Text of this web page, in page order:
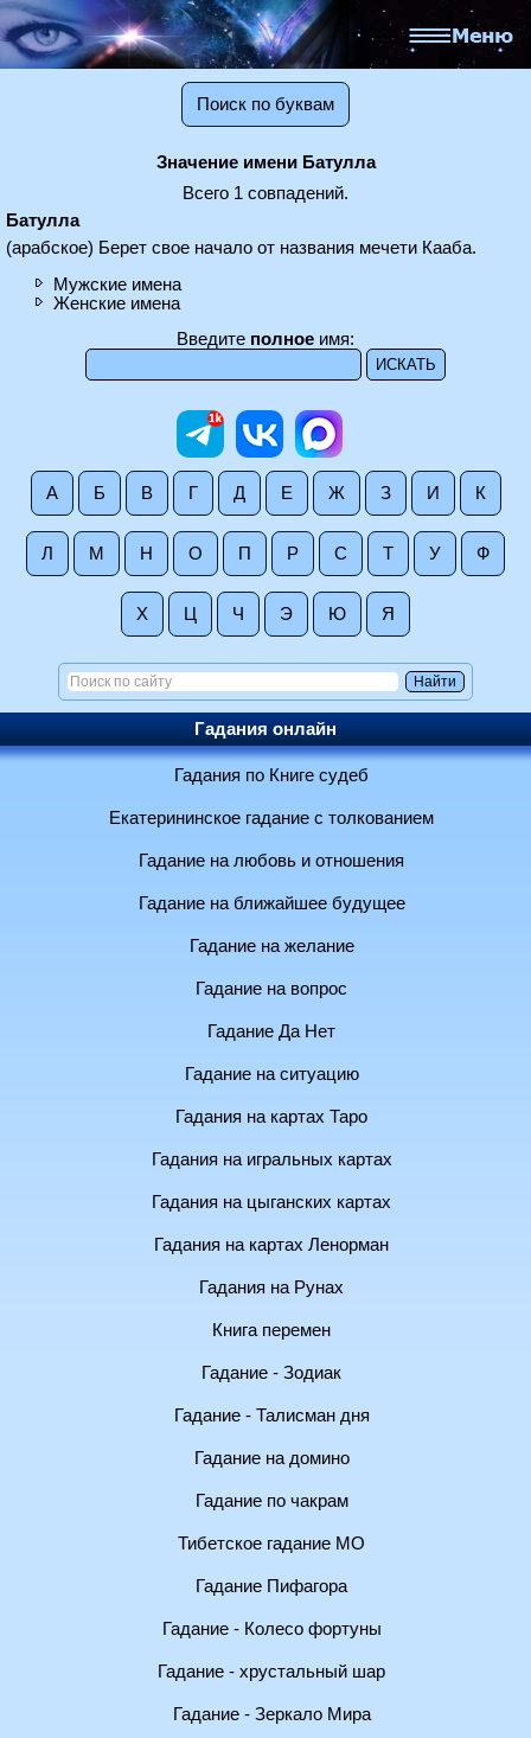
Поиск по буквам
Значение имени Батулла
Всего 1 совпадений.
Батулла
(арабское) Берет свое начало от названия мечети Кааба.
Мужские имена
Женские имена
Введите полное имя:
А Б В Г Д Е Ж З И К
Л М Н О П Р С Т У Ф
Х Ц Ч Э Ю Я
Гадания онлайн
Гадания по Книге судеб
Екатерининское гадание с толкованием
Гадание на любовь и отношения
Гадание на ближайшее будущее
Гадание на желание
Гадание на вопрос
Гадание Да Нет
Гадание на ситуацию
Гадания на картах Таро
Гадания на игральных картах
Гадания на цыганских картах
Гадания на картах Ленорман
Гадания на Рунах
Книга перемен
Гадание - Зодиак
Гадание - Талисман дня
Гадание на домино
Гадание по чакрам
Тибетское гадание МО
Гадание Пифагора
Гадание - Колесо фортуны
Гадание - хрустальный шар
Гадание - Зеркало Мира